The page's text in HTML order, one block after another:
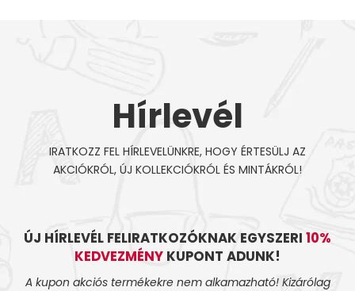
Hírlevél
IRATKOZZ FEL HÍRLEVELÜNKRE, HOGY ÉRTESÜLJ AZ
AKCIÓKRÓL, ÚJ KOLLEKCIÓKRÓL ÉS MINTÁKRÓL!
ÚJ HÍRLEVÉL FELIRATKOZÓKNAK EGYSZERI 10%
KEDVEZMÉNY KUPONT ADUNK!
A kupon akciós termékekre nem alkamazható! Kizárólag